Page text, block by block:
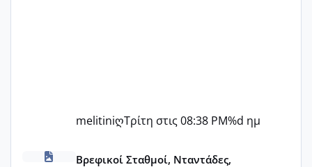
melitiniღΤρίτη στις 08:38 PM%d ημ
ΠΑΙΔΙΚΟΙ ΣΤΑΘΜΟΙ ΜΕ ΕΣΠΑ
Βρεφικοί Σταθμοί, Νταντάδες,